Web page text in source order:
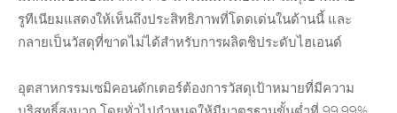
รูทีเนียมแสดงให้เห็นถึงประสิทธิภาพที่โดดเด่นในด้านนี้ และ
กลายเป็นวัสดุที่ขาดไม่ได้สำหรับการผลิตชิประดับไฮเอนด์
อุตสาหกรรมเซมิคอนดักเตอร์ต้องการวัสดุเป้าหมายที่มีความ